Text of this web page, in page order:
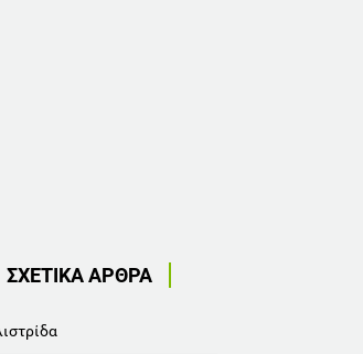
ΣΧΕΤΙΚΑ ΑΡΘΡΑ